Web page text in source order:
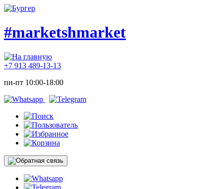
#marketshmarket
+7 913 489-13-13
пн-пт 10:00-18:00